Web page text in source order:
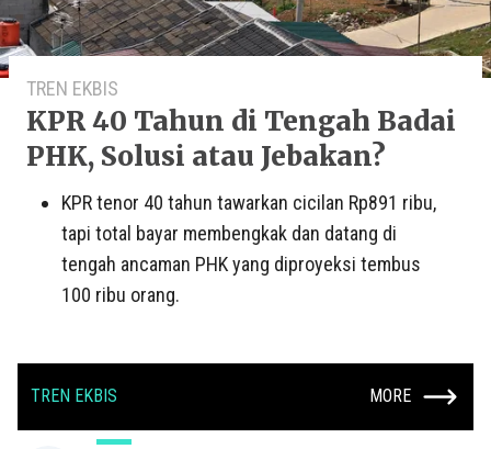
TREN EKBIS
KPR 40 Tahun di Tengah Badai
PHK, Solusi atau Jebakan?
KPR tenor 40 tahun tawarkan cicilan Rp891 ribu,
tapi total bayar membengkak dan datang di
tengah ancaman PHK yang diproyeksi tembus
100 ribu orang.
TREN EKBIS MORE